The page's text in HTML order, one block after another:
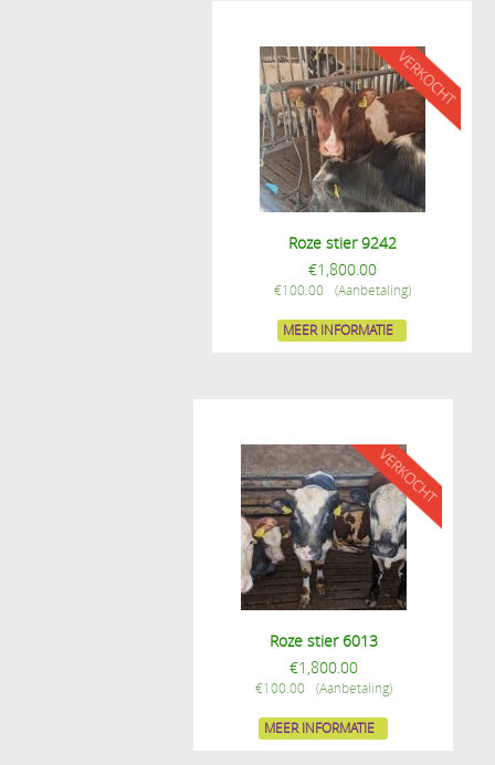
Roze stier 9242
€1,800.00
€100.00
MEER INFORMATIE
Roze stier 6013
€1,800.00
€100.00
MEER INFORMATIE